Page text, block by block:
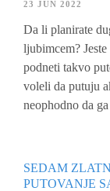
23 JUN 2022
Da li planirate
ljubimcem?
podneti takvo
voleli da putuju
neophodno da
SEDAM
PUTOVANJE